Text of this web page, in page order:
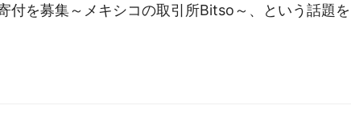
付を募集～メキシコの取引所Bitso～、という話題を